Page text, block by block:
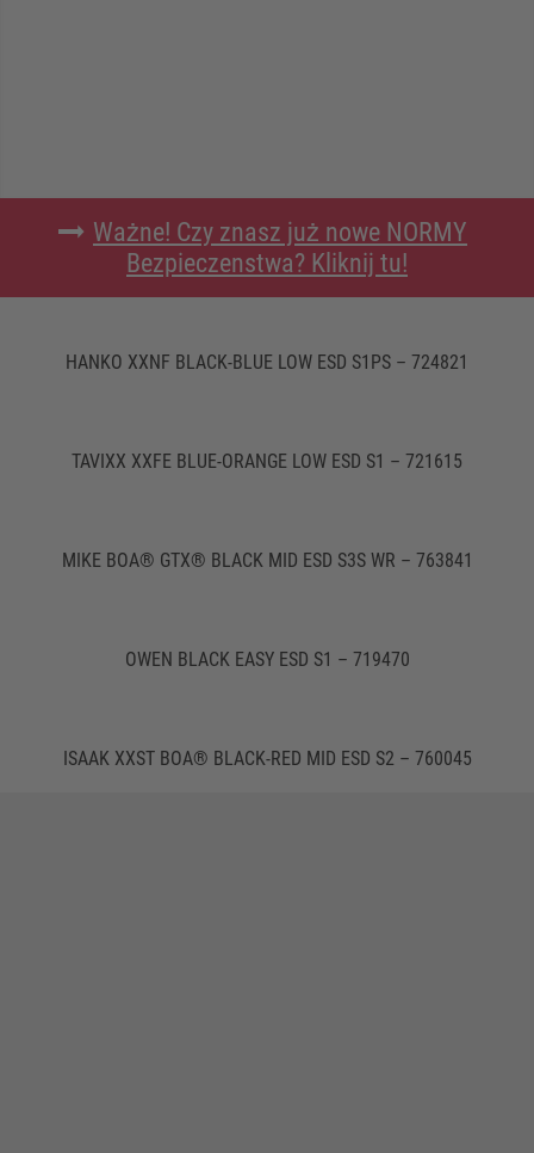
Ważne! Czy znasz już nowe NORMY
Bezpieczenstwa? Kliknij tu!
HANKO XXNF BLACK-BLUE LOW ESD S1PS – 724821
TAVIXX XXFE BLUE-ORANGE LOW ESD S1 – 721615
MIKE BOA® GTX® BLACK MID ESD S3S WR – 763841
OWEN BLACK EASY ESD S1 – 719470
ISAAK XXST BOA® BLACK-RED MID ESD S2 – 760045